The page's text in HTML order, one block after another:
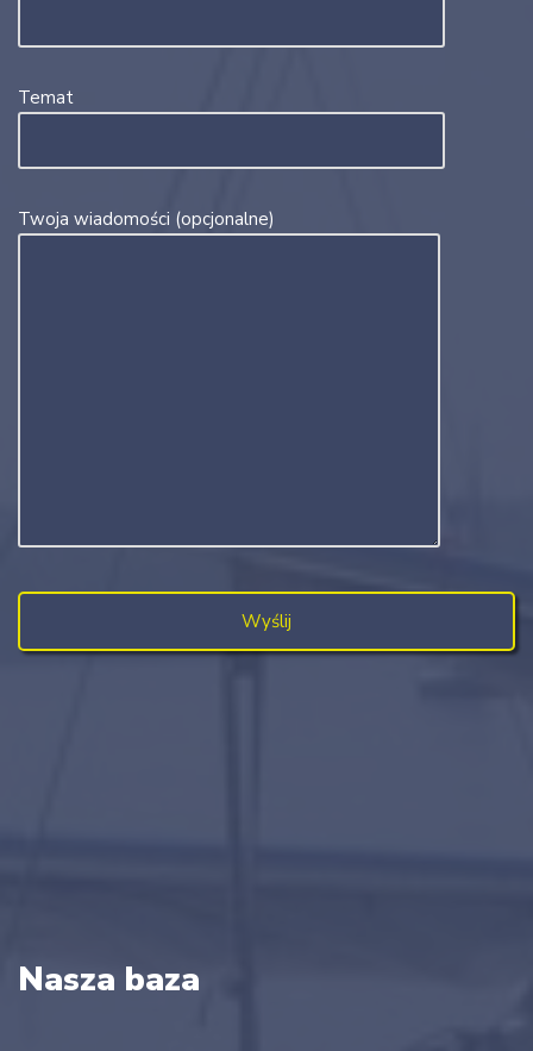
Temat
Twoja wiadomości (opcjonalne)
Nasza baza